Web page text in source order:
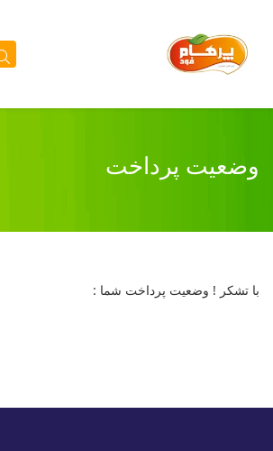
وضعیت پرداخت
با تشکر ! وضعیت پرداخت شما :